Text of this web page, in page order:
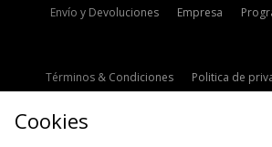
Envío y Devoluciones
Empresa
Términos & Condiciones Politica de
Cookies